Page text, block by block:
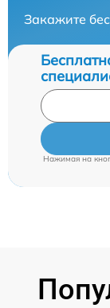
Закажите
Нажимая на